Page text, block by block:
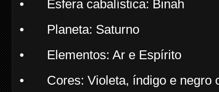
•
Esfera cabalística: Binah
•
Planeta: Saturno
•
Elementos: Ar e Espírito
•
Cores: Violeta, índigo e negro